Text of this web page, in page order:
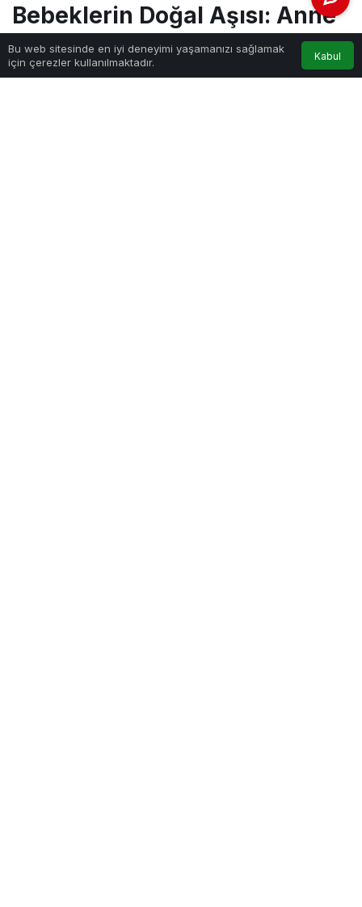
Bebeklerin Doğal Aşısı: Anne
Sütü
Bu web sitesinde en iyi deneyimi yaşamanızı sağlamak
için çerezler kullanılmaktadır.
Kabul